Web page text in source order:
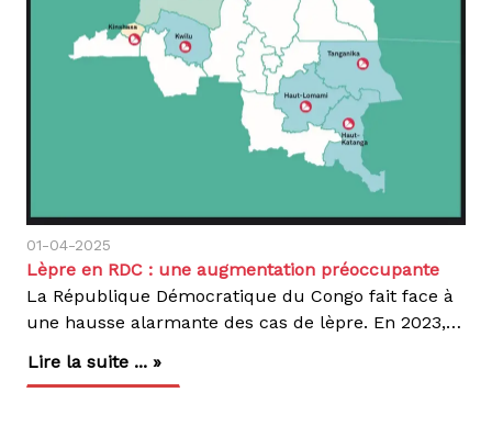
01-04-2025
Lèpre en RDC : une augmentation préoccupante
La République Démocratique du Congo fait face à
une hausse alarmante des cas de lèpre. En 2023, 3 945 nouveaux cas ont été enregistrés, marquant une augmentation de 5,7 % par rapport à 2022, dans 9 provinces où nous intervenons. Les provinces du Haut-Katanga et du Tanganyika sont particulièrement touchées, avec plus de 400 cas chacune.Les défis sont nombreux :Transmission persistante : Malgré les efforts, certains foyers restent très affectés, nécessitant une surveillance accruee.Consultation tardive : Le recours aux traitements traditionnels retarde les consultations médicales et le dépistage.Stigmatisation : La peur du rejet social empêche beaucoup de personnes de se faire diagnostiquer à temps, favorisant la propagation de la maladie.En collaboration avec le Programme National d’Élimination de la Lèpre (PNEL), nous intensifions nos actions dans le Haut-Katanga et le Tanganyika, en apportant un soutien logistique, financier et technique à travers :Le dépistage actif pour identifier rapidement de nouveaux cas.L’accès aux traitements gratuits pour éviter les complications graves.La sensibilisation communautaire pour encourager la détection précoce et lutter contre la stigmatisation.L’augmentation des cas montre que la lutte contre la lèpre est loin d’être terminée. Pour atteindre l’objectif Zéro Lèpre d'ici 2030, il est essentiel de renforcer les efforts et d’assurer l’accès aux soins pour tous. Rejoignez-nous dans cette lutte et découvrez nos actions sur nos réseaux sociaux. Agir, c’est contagieux !
Lire la suite ... »